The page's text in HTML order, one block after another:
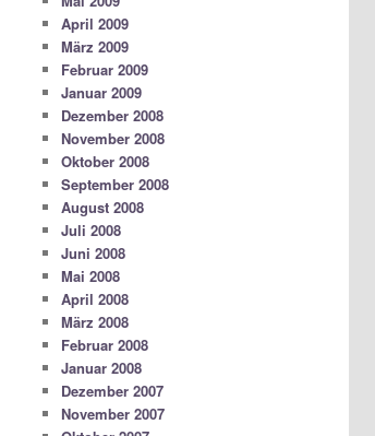
April 2009
März 2009
Februar 2009
Januar 2009
Dezember 2008
November 2008
Oktober 2008
September 2008
August 2008
Juli 2008
Juni 2008
Mai 2008
April 2008
März 2008
Februar 2008
Januar 2008
Dezember 2007
November 2007